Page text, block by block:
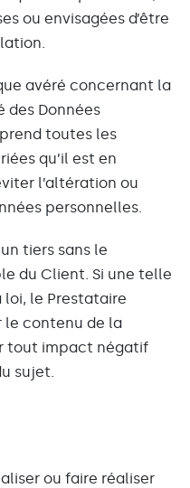
ou envisagées d’être
avéré concernant la
Données
toutes les
qu’il est en
l’altération ou
personnelles.
tiers sans le
du Client. Si une telle
le Prestataire
le contenu de la
tout impact négatif
sujet.
ou faire réaliser